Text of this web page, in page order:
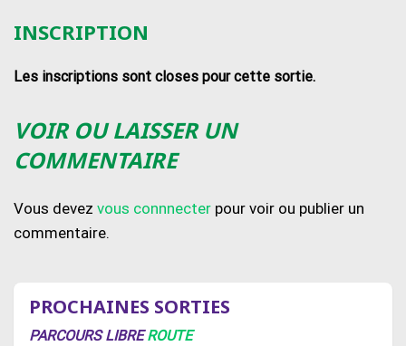
INSCRIPTION
Les inscriptions sont closes pour cette sortie.
VOIR OU LAISSER UN
COMMENTAIRE
Vous devez vous connnecter pour voir ou publier un
commentaire.
PROCHAINES SORTIES
PARCOURS LIBREROUTE